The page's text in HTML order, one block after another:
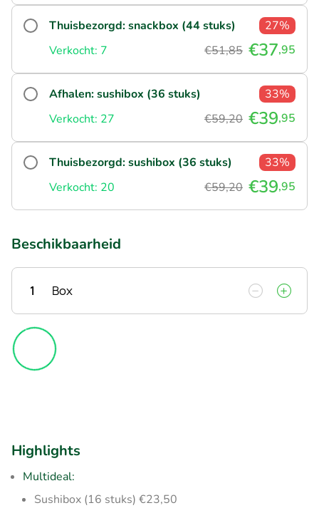
Thuisbezorgd: snackbox (44 stuks)
27%
Verkocht: 7
€51,85 €37,95
Afhalen: sushibox (36 stuks)
33%
Verkocht: 27
€59,20 €39,95
Thuisbezorgd: sushibox (36 stuks)
33%
Verkocht: 20
€59,20 €39,95
Beschikbaarheid
1 Box
Highlights
Multideal:
Sushibox (16 stuks) €23,50